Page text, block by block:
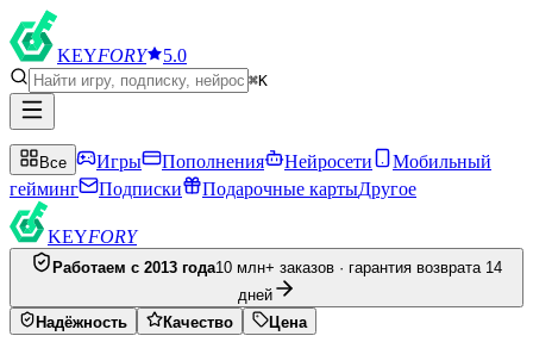
KEYFORY 5.0
⌘K
Все Игры Пополнения Нейросети
Мобильный
гейминг
Подписки Подарочные картыДругое
KEYFORY
Работаем с 2013 года10 млн+ заказов · гарантия возврата 14
дней
Надёжность
Качество Цена